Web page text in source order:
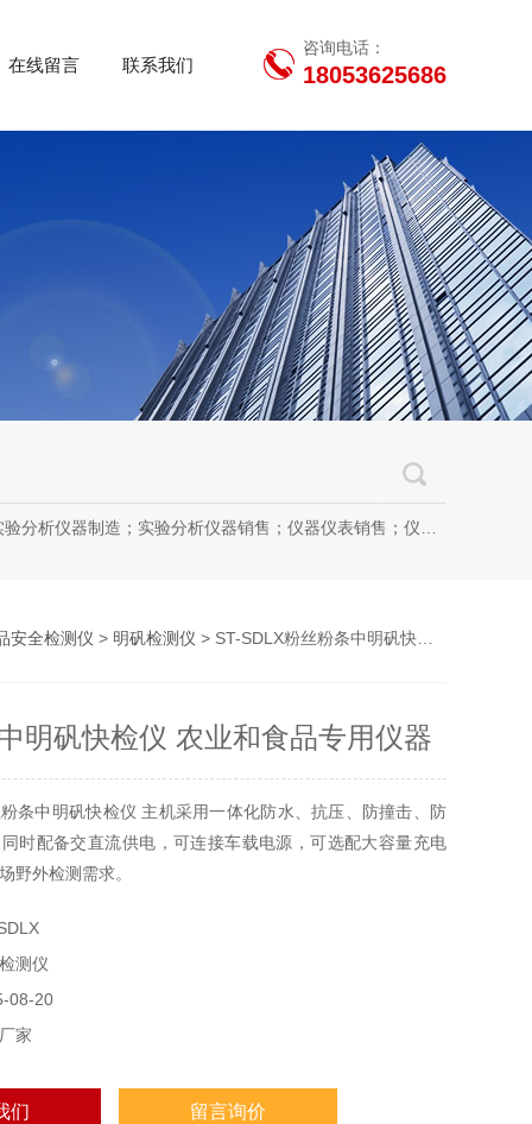
在线留言 联系我们
咨询电话：
18053625686
；办公设备销售；办公设备耗材制造；专用设备修理；信息安全设备制造；信息安全设备销售；物联网设备制造；通信设备制造；电子（气）物理设备及其他电子设备制造；技术服务、技术开发、技术咨询、技术交流、技术转让、技术推广；软件开发；光污染治理服务；工程管理服务；电子专用设备制造；教学用模型及教具制造；教学用模型及教具销售；金属材料销售；通讯设备销售；通讯设备修理；五金产品制造；五金产品批发；五金产品零售；五金产品研发；信息咨询服务（不含许可类信息咨询服务）；信息技术咨询服务；物联网设备销售（除依法须经批准的项目外，凭营业执照依法自主开展经营活动）许可项目：房屋建筑和市政基础设施项目工程总承包；互联网平台（依法须经批准的项目，经相关部门批准后方可开展经营活动，具体经营项目以审批结果为准）
安全检测仪 > 明矾检测仪 > ST-SDLX粉丝粉条中明矾快检仪 农业和食品专用仪器
明矾快检仪 农业和食品专用仪器
条中明矾快检仪 主机采用一体化防水、抗压、防撞击、防
时配备交直流供电，可连接车载电源，可选配大容量充电
野外检测需求。
测仪
08-20
家
们 留言询价